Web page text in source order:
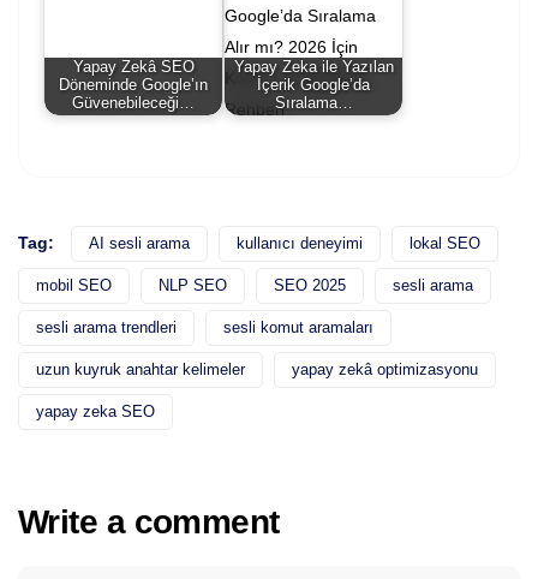
Yapay Zekâ SEO
Döneminde Google’ın
Güvenebileceği…
Yapay Zeka ile Yazılan
İçerik Google’da
Sıralama…
Tag: AI sesli arama kullanıcı deneyimi lokal SEO
mobil SEO NLP SEO SEO 2025 sesli arama
sesli arama trendleri sesli komut aramaları
uzun kuyruk anahtar kelimeler yapay zekâ optimizasyonu
yapay zeka SEO
Write a comment